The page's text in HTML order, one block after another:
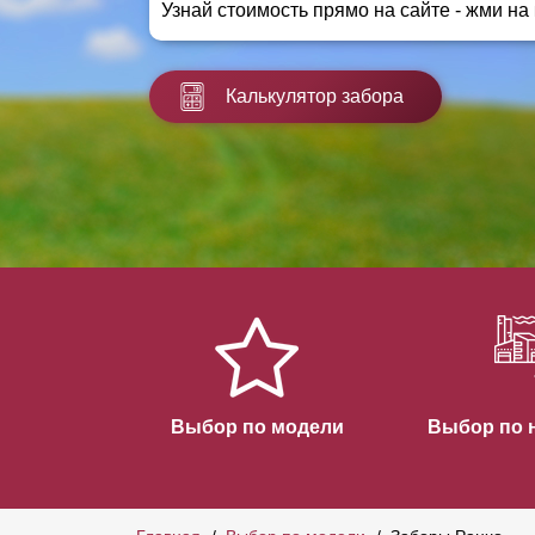
Заборы для дачи
Заборы и ограждения для школ
Забор на участок 10 соток
Узнай стоимость прямо на сайте - жми на
Калькулятор забора
Выбор по модели Выбор по